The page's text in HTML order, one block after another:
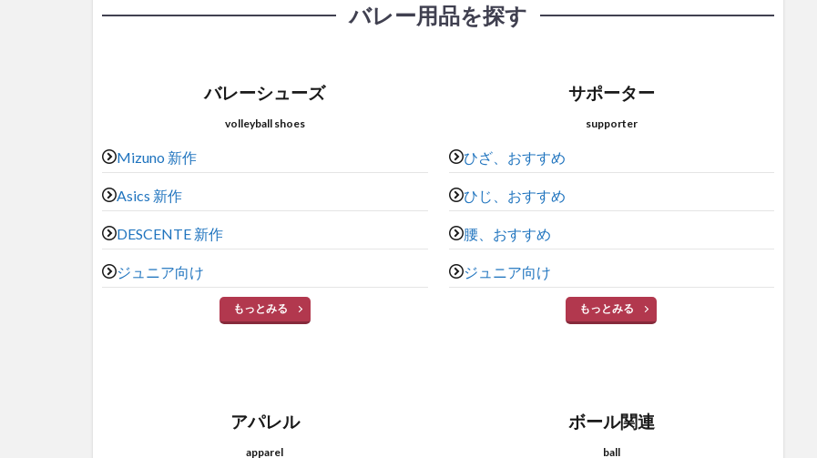
バレー用品を探す
バレーシューズ
volleyball shoes
Mizuno 新作
Asics 新作
DESCENTE 新作
ジュニア向け
もっとみる
サポーター
supporter
ひざ、おすすめ
ひじ、おすすめ
腰、おすすめ
ジュニア向け
もっとみる
アパレル
apparel
ボール関連
ball